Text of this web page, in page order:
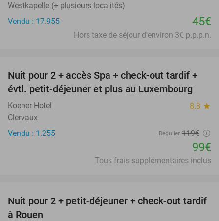
Westkapelle (+ plusieurs localités)
Vendu : 17.955
45€
Hors taxe de séjour d'environ 3€ p.p.p.n.
17%
Nuit pour 2 + accès Spa + check-out tardif +
évtl. petit-déjeuner et plus au Luxembourg
Koener Hotel 8.8 star
Clervaux
Vendu : 1.255
Régulier 119€
99€
Tous frais supplémentaires inclus
37%
Nuit pour 2 + petit-déjeuner + check-out tardif
à Rouen